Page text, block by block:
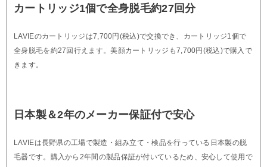
カートリッジ1個で全身脱毛約27回分
LAVIEのカートリッジは7,700円(税込)で交換でき、カートリッジ1個で
全身脱毛を約27回行えます。美顔カートリッジも7,700円(税込)で購入で
きます。
日本製＆2年のメーカー保証付で安心
LAVIEは長野県の工場で製造・組み立て・検品を行っている日本製の脱
毛器です。購入から2年間の製品保証が付いているため、安心して使用で